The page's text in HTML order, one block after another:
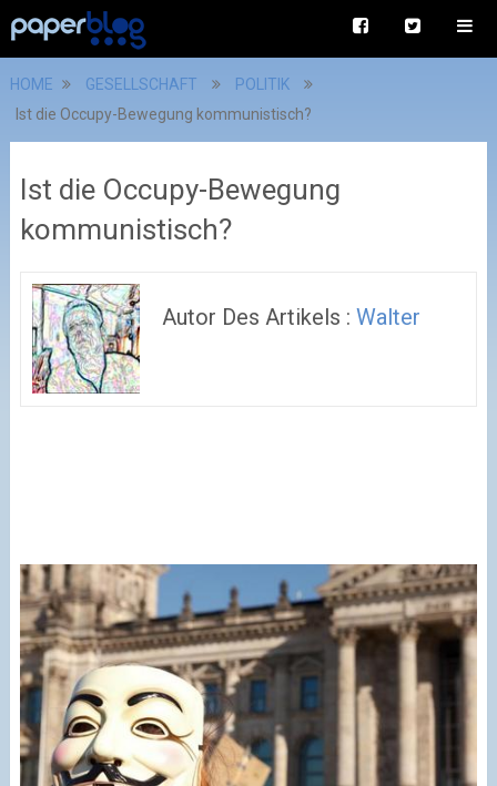
HOME GESELLSCHAFT
POLITIK
Ist die Occupy-Bewegung kommunistisch?
Ist die Occupy-Bewegung
kommunistisch?
Autor Des Artikels :Walter